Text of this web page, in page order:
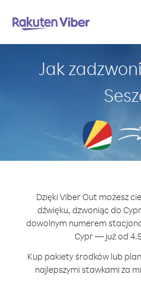
Jak
Dzięki Viber Out możesz
dźwięku, dzwoniąc do
dowolnym numerem
Cypr — już od
Kup pakiety środków lub
najlepszymi stawkami za